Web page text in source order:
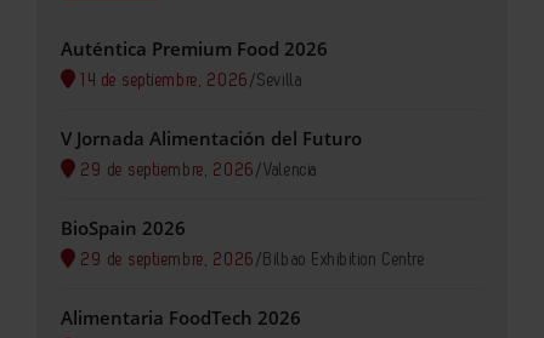
Auténtica Premium Food 2026
14 de septiembre, 2026 /Sevilla
V Jornada Alimentación del Futuro
29 de septiembre, 2026 /Valencia
BioSpain 2026
29 de septiembre, 2026 / Bilbao Exhibition Centre
Alimentaria FoodTech 2026